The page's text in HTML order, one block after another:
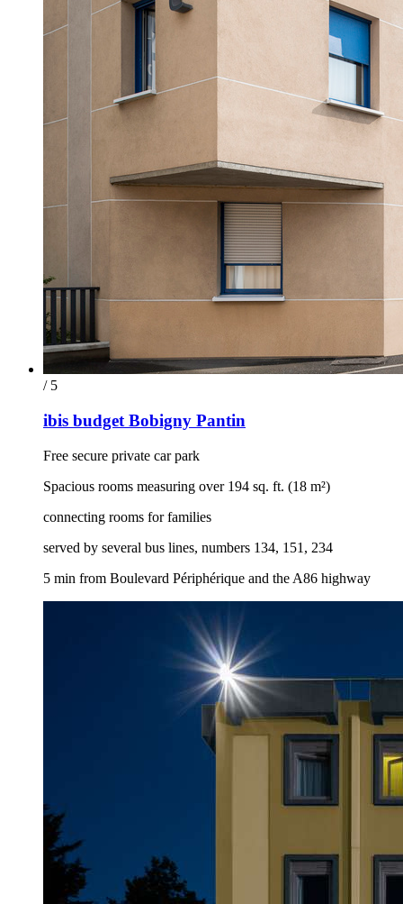
/ 5
ibis budget Bobigny Pantin
Free secure private car park
Spacious rooms measuring over 194 sq. ft. (18 m²)
connecting rooms for families
served by several bus lines, numbers 134, 151, 234
5 min from Boulevard Périphérique and the A86 highway